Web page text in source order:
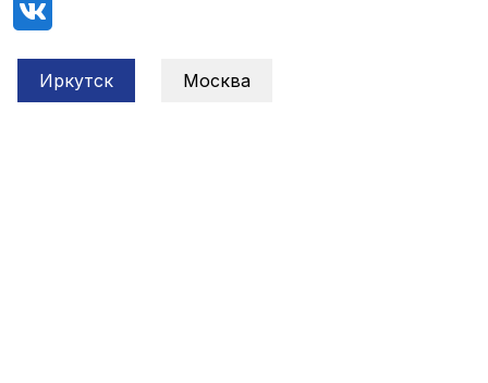
Иркутск Москва